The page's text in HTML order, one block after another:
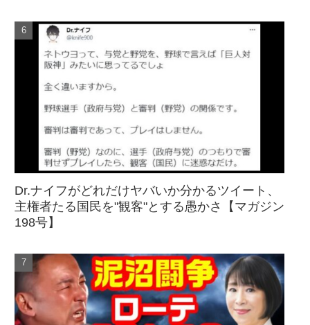
Dr.ナイフがどれだけヤバいか分かるツイート、
主権者たる国民を"観客"とする愚かさ【マガジン
198号】